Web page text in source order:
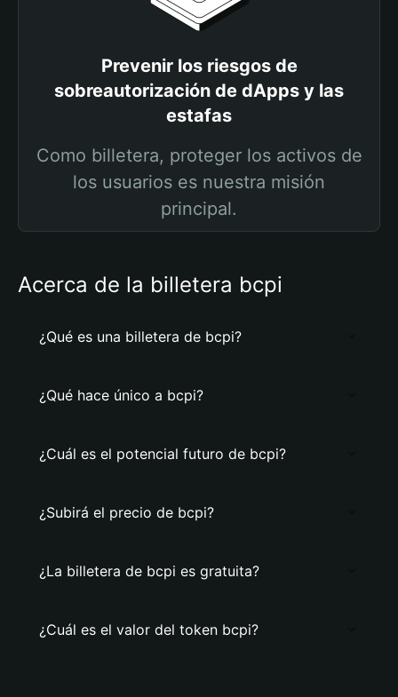
Prevenir los riesgos de
sobreautorización de dApps y las
estafas
Como billetera, proteger los activos de
los usuarios es nuestra misión
principal.
Acerca de la billetera bcpi
¿Qué es una billetera de bcpi?
¿Qué hace único a bcpi?
¿Cuál es el potencial futuro de bcpi?
¿Subirá el precio de bcpi?
¿La billetera de bcpi es gratuita?
¿Cuál es el valor del token bcpi?